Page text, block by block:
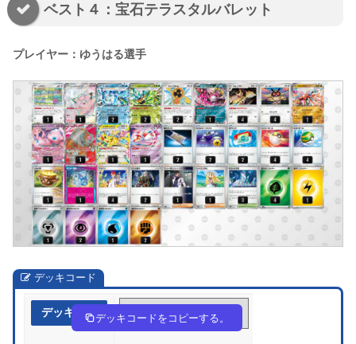
ベスト４：宝石テラスタルバレット
プレイヤー：ゆうはる選手
デッキコード
デッキ作成 L9gnQi-cyIaSB-QPLLnN
デッキコードをコピーする。